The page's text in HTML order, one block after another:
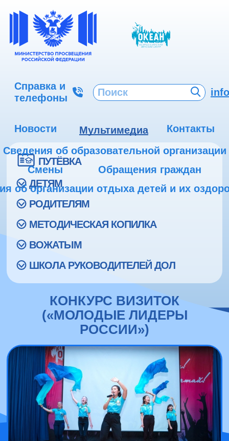
Справка и
телефоны
Новости Мультимедиа
Контакты
Сведения об образовательной организации
Смены
Обращения граждан
об организации отдыха детей и их
ПУТЁВКА
ДЕТЯМ
РОДИТЕЛЯМ
МЕТОДИЧЕСКАЯ КОПИЛКА
ВОЖАТЫМ
ШКОЛА РУКОВОДИТЕЛЕЙ ДОЛ
КОНКУРС ВИЗИТОК
(«МОЛОДЫЕ ЛИДЕРЫ
РОССИИ»)